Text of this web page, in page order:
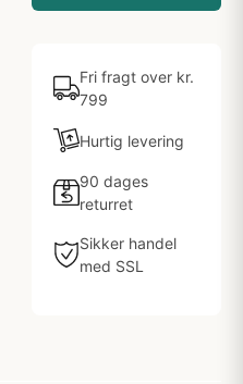
Fri fragt over kr.
799
Hurtig levering
90 dages
returret
Sikker handel
med SSL